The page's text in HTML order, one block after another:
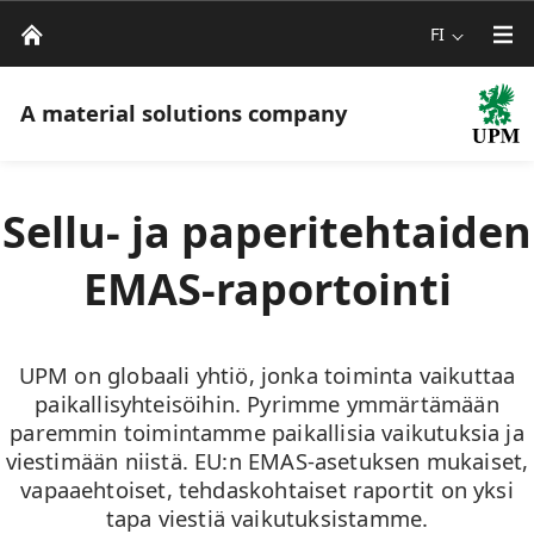
FI
A material solutions company
Sellu- ja paperitehtaiden
EMAS-raportointi
UPM on globaali yhtiö, jonka toiminta vaikuttaa
paikallisyhteisöihin. Pyrimme ymmärtämään
paremmin toimintamme paikallisia vaikutuksia ja
viestimään niistä. EU:n EMAS-asetuksen mukaiset,
vapaaehtoiset, tehdaskohtaiset raportit on yksi
tapa viestiä vaikutuksistamme.